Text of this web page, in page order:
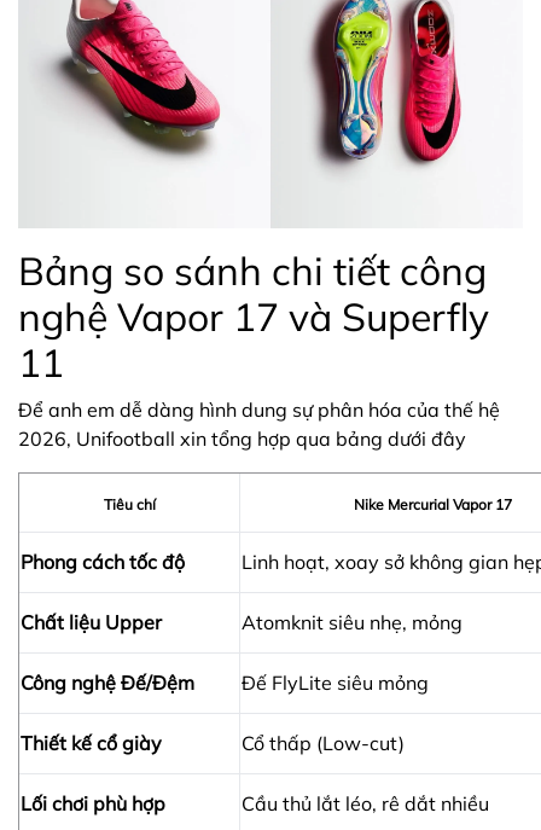
Bảng so sánh chi tiết công
nghệ Vapor 17 và Superfly
11
Để anh em dễ dàng hình dung sự phân hóa của thế hệ
2026, Unifootball xin tổng hợp qua bảng dưới đây
Tiêu chí Nike Mercurial Vapor 17
Phong cách tốc độ Linh hoạt, xoay sở không gian
Chất liệu Upper Atomknit siêu nhẹ, mỏng
Công nghệ Đế/Đệm Đế FlyLite siêu mỏng
Thiết kế cổ giày Cổ thấp (Low-cut)
Lối chơi phù hợp Cầu thủ lắt léo, rê dắt nhiều